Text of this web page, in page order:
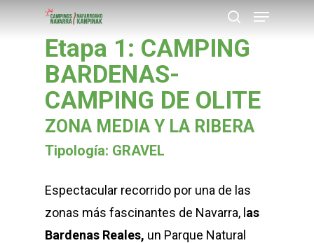
Menu
Etapa 1: CAMPING
BARDENAS-
CAMPING DE OLITE
ZONA MEDIA Y LA RIBERA
Tipología: GRAVEL
Espectacular recorrido por una de las
zonas más fascinantes de Navarra, las
Bardenas Reales, un Parque Natural